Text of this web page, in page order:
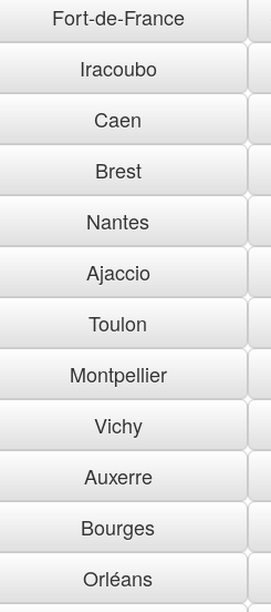
Fort-de-France
Iracoubo
Caen
Brest
Nantes
Ajaccio
Toulon
Montpellier
Vichy
Auxerre
Bourges
Orléans